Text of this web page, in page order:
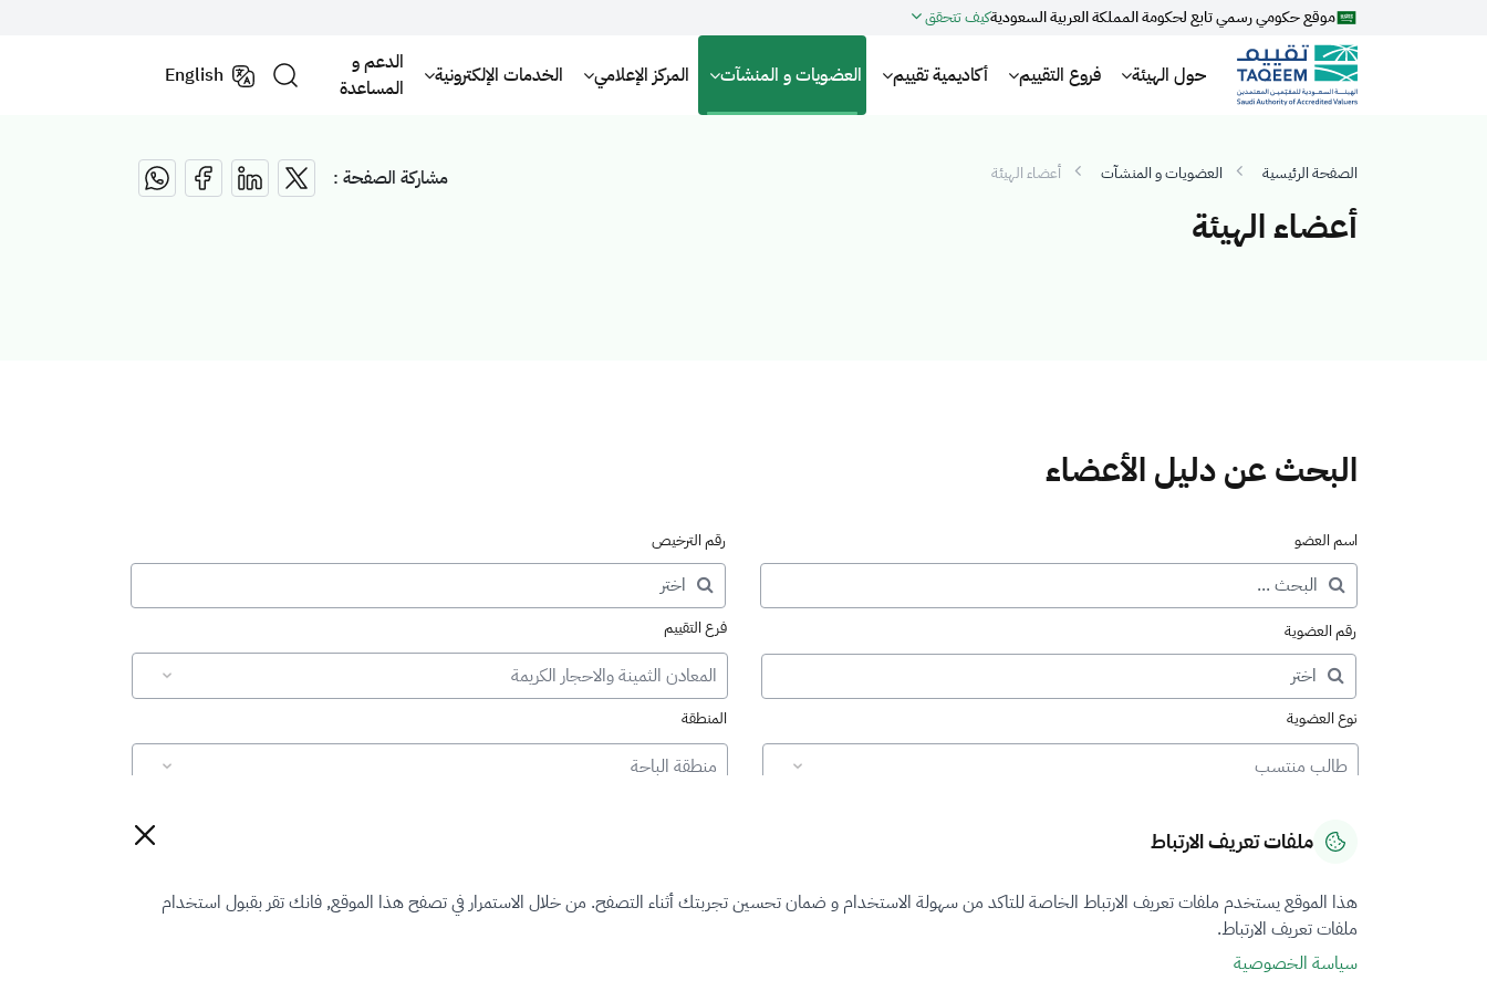
موقع حكومي رسمي تابع لحكومة المملكة العربية السعوديةكيف تتحقق
حول الهيئة فروع التقييم أكاديمية تقييم العضويات و المنشآت المركز الإعلامي الخدمات الإلكترونية
الدعم و
المساعدة
English
الصفحة الرئيسية العضويات و المنشآت أعضاء الهيئة مشاركة الصفحة :
أعضاء الهيئة
البحث عن دليل الأعضاء
اسم العضو رقم الترخيص
رقم العضوية فرع التقييم
المعادن الثمينة والاحجار الكريمة
نوع العضوية
طالب منتسب
المنطقة
منطقة الباحة
إعادة تعيين ملفات تعريف الارتباط
هذا الموقع يستخدم ملفات تعريف الارتباط الخاصة للتاكد من سهولة الاستخدام و ضمان تحسين تجربتك أثناء التصفح. من خلال الاستمرار في تصفح هذا الموقع, فانك تقر بقبول استخدام
ملفات تعريف الارتباط.
سياسة الخصوصية